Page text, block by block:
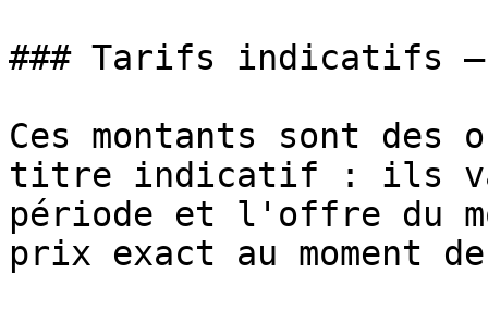
### Tarifs indicatifs —
Ces montants sont des
titre indicatif : ils
période et l'offre du
prix exact au moment